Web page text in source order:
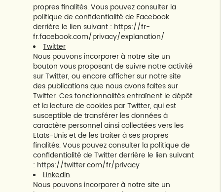
propres finalités. Vous pouvez consulter la
politique de confidentialité de Facebook
derrière le lien suivant : https://fr-
fr.facebook.com/privacy/explanation/
Twitter
Nous pouvons incorporer à notre site un
bouton vous proposant de suivre notre activité
sur Twitter, ou encore afficher sur notre site
des publications que nous avons faites sur
Twitter. Ces fonctionnalités entraînent le dépôt
et la lecture de cookies par Twitter, qui est
susceptible de transférer les données à
caractère personnel ainsi collectées vers les
Etats-Unis et de les traiter à ses propres
finalités. Vous pouvez consulter la politique de
confidentialité de Twitter derrière le lien suivant
: https://twitter.com/fr/privacy
LinkedIn
Nous pouvons incorporer à notre site un